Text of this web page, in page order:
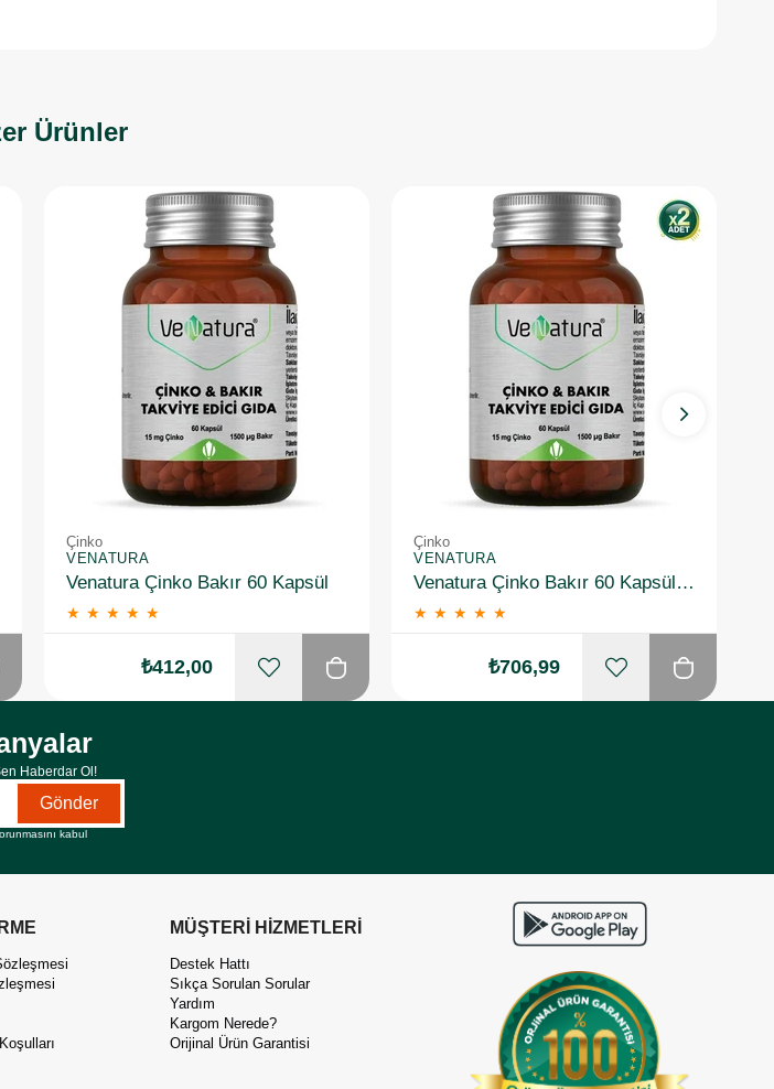
Ürünler
Çinko
VENATURA
Venatura Çinko Bakır 60 Kapsül
★ ★ ★ ★ ★
₺412,00
Çinko
VENATURA
Venatura Çinko Bakır 60 Kapsül 2 Adet
★ ★ ★ ★ ★
₺706,99
Haberdar Ol!
Gönder
kabul
MÜŞTERİ HİZMETLERİ
Destek Hattı
Sıkça Sorulan Sorular
Yardım
Kargom Nerede?
Orijinal Ürün Garantisi